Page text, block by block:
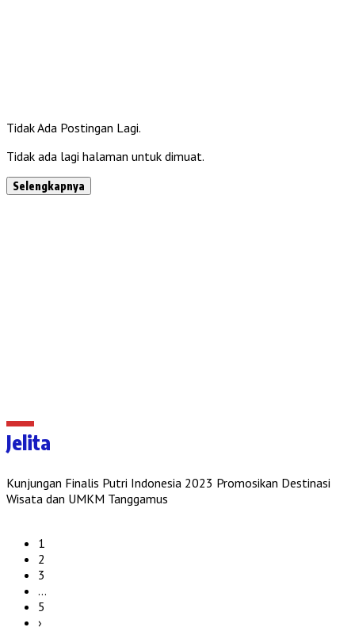
Tidak Ada Postingan Lagi.
Tidak ada lagi halaman untuk dimuat.
Selengkapnya
Jelita
Kunjungan Finalis Putri Indonesia 2023 Promosikan Destinasi
Wisata dan UMKM Tanggamus
1
2
3
…
5
›